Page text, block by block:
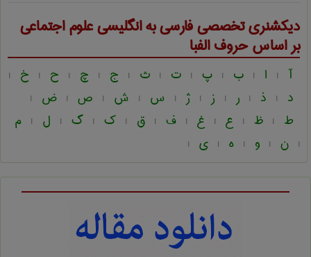
دیکشنری تخصصی فارسی به انگلیسیعلوم اجتماعی
بر اساس حروف الفبا
آ | ا | ب | پ | ت | ث | ج | چ | ح | خ |
د | ذ | ر | ز | ژ | س | ش | ص | ض |
ط | ظ | ع | غ | ف | ق | ک | گ | ل | م
| ن | و | ه | ی |